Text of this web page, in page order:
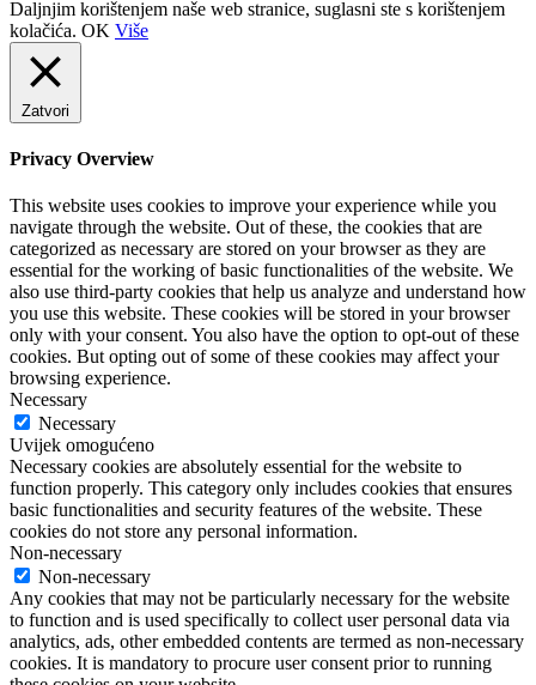
Daljnjim korištenjem naše web stranice, suglasni ste s korištenjem
kolačića. OK Više
Zatvori
Privacy Overview
This website uses cookies to improve your experience while you
navigate through the website. Out of these, the cookies that are
categorized as necessary are stored on your browser as they are
essential for the working of basic functionalities of the website. We
also use third-party cookies that help us analyze and understand how
you use this website. These cookies will be stored in your browser
only with your consent. You also have the option to opt-out of these
cookies. But opting out of some of these cookies may affect your
browsing experience.
Necessary
Necessary
Uvijek omogućeno
Necessary cookies are absolutely essential for the website to
function properly. This category only includes cookies that ensures
basic functionalities and security features of the website. These
cookies do not store any personal information.
Non-necessary
Non-necessary
Any cookies that may not be particularly necessary for the website
to function and is used specifically to collect user personal data via
analytics, ads, other embedded contents are termed as non-necessary
cookies. It is mandatory to procure user consent prior to running